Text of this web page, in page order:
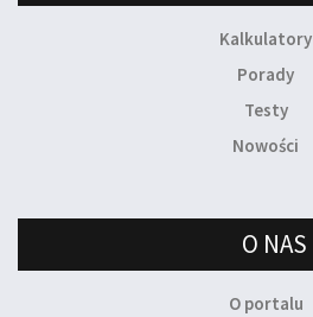
Kalkulatory
Porady
Testy
Nowości
O NAS
O portalu